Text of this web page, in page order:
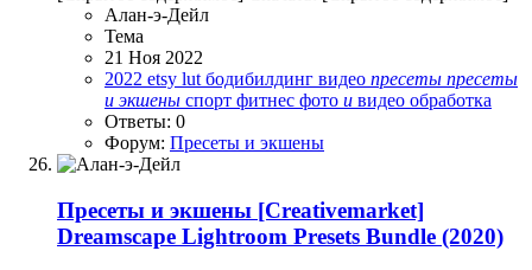
Алан-э-Дейл
Тема
21 Ноя 2022
2022 etsy lut бодибилдинг видео пресеты пресеты
и экшены спорт фитнес фото и видео обработка
Ответы: 0
Форум: Пресеты и экшены
Пресеты и экшены [Creativemarket]
Dreamscape Lightroom Presets Bundle (2020)